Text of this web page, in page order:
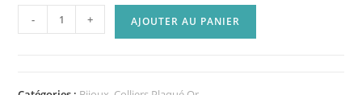
quantité
Collier
Plaqué
- + AJOUTER AU PANIER